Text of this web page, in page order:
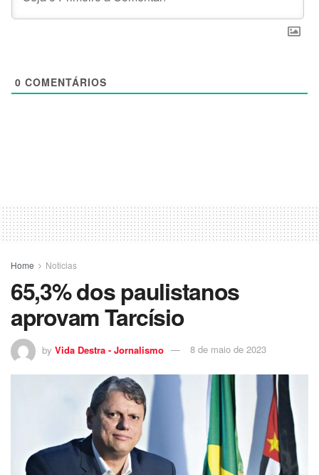
0 COMENTÁRIOS
Home Noticias
65,3% dos paulistanos
aprovam Tarcísio
by Vida Destra - Jornalismo 8 de maio de 2023